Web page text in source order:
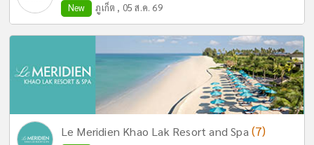
New ภูเก็ต , 05 ส.ค. 69
Le Meridien Khao Lak Resort and Spa (7)